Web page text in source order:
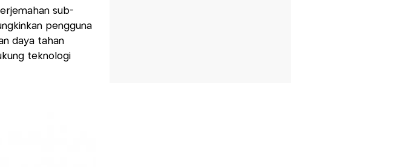
sub-
pengguna
daya tahan
teknologi